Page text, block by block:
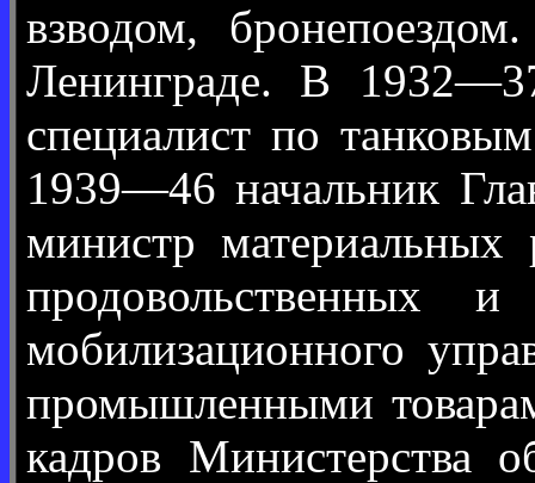
взводом,
Ленинграде. В
специалист по
1939—46 начальник
министр материальных
мобилизационного
промышленными
кадров Министерства